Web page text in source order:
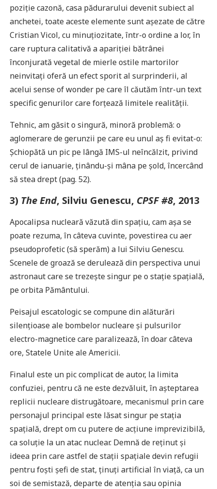
poziție cazonă, casa pădurarului devenit subiect al
anchetei, toate aceste elemente sunt așezate de către
Cristian Vicol, cu minuțiozitate, într-o ordine a lor, în
care ruptura calitativă a apariției bătrânei
înconjurată vegetal de mierle ostile martorilor
neinvitați oferă un efect sporit al surprinderii, al
acelui sense of wonder pe care îl căutăm într-un text
specific genurilor care forțează limitele realității.
Tehnic, am găsit o singură, minoră problemă: o
aglomerare de gerunzii pe care eu unul aș fi evitat-o:
Șchiopătă un pic pe lângă IMS-ul neîncălzit, privind
cerul de ianuarie, ținându-și mâna pe șold, încercând
să stea drept (pag. 52).
3) The End, Silviu Genescu, CPSF #8, 2013
Apocalipsa nucleară văzută din spațiu, cam așa se
poate rezuma, în câteva cuvinte, povestirea cu aer
pseudoprofetic (să sperăm) a lui Silviu Genescu.
Scenele de groază se derulează din perspectiva unui
astronaut care se trezește singur pe o stație spațială,
pe orbita Pământului.
Peisajul escatologic se compune din alăturări
silențioase ale bombelor nucleare și pulsurilor
electro-magnetice care paralizează, în doar câteva
ore, Statele Unite ale Americii.
Finalul este un pic complicat de autor, la limita
confuziei, pentru că ne este dezvăluit, în așteptarea
replicii nucleare distrugătoare, mecanismul prin care
personajul principal este lăsat singur pe stația
spațială, drept om cu putere de acțiune imprevizibilă,
ca soluție la un atac nuclear. Demnă de reținut și
ideea prin care astfel de stații spațiale devin refugii
pentru foști șefi de stat, ținuți artificial în viață, ca un
soi de semistază, departe de atenția sau opinia